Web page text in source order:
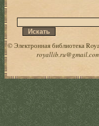
© Электронная библиотека